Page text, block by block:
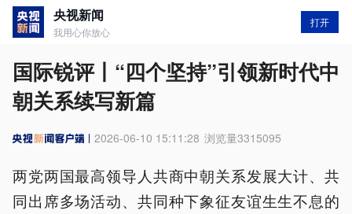
央视新闻
我用心你放心
打开
国际锐评丨“四个坚持”引领新时代中
朝关系续写新篇
2026-06-10 15:11:28 浏览量3315095
两党两国最高领导人共商中朝关系发展大计、共
同出席多场活动、共同种下象征友谊生生不息的